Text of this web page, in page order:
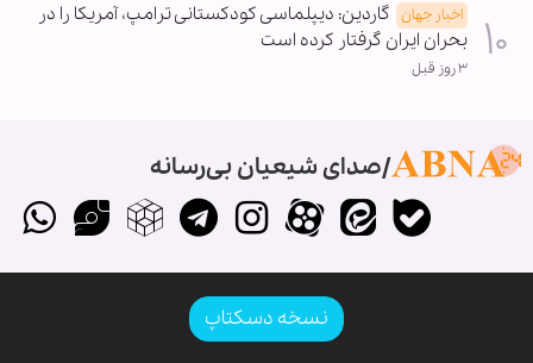
اخبار جهان گاردین: دیپلماسی کودکستانی ترامپ، آمریکا را در
بحران ایران گرفتار کرده است
۳ روز قبل
صدای شیعیان بی‌رسانه
نسخه دسکتاپ